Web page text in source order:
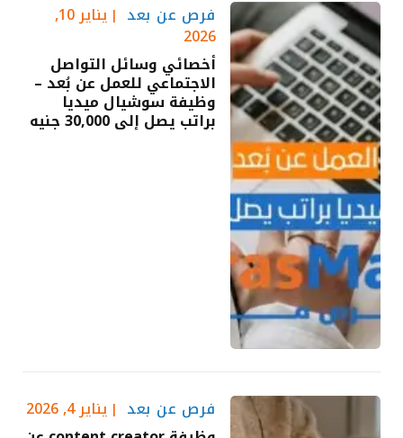
فرص عن بعد يناير 10,
2026
أخصائي وسائل التواصل
الاجتماعي للعمل عن بُعد –
وظيفة سوشيال ميديا
براتب يصل إلى 30,000 جنيه
فرص عن بعد يناير 4, 2026